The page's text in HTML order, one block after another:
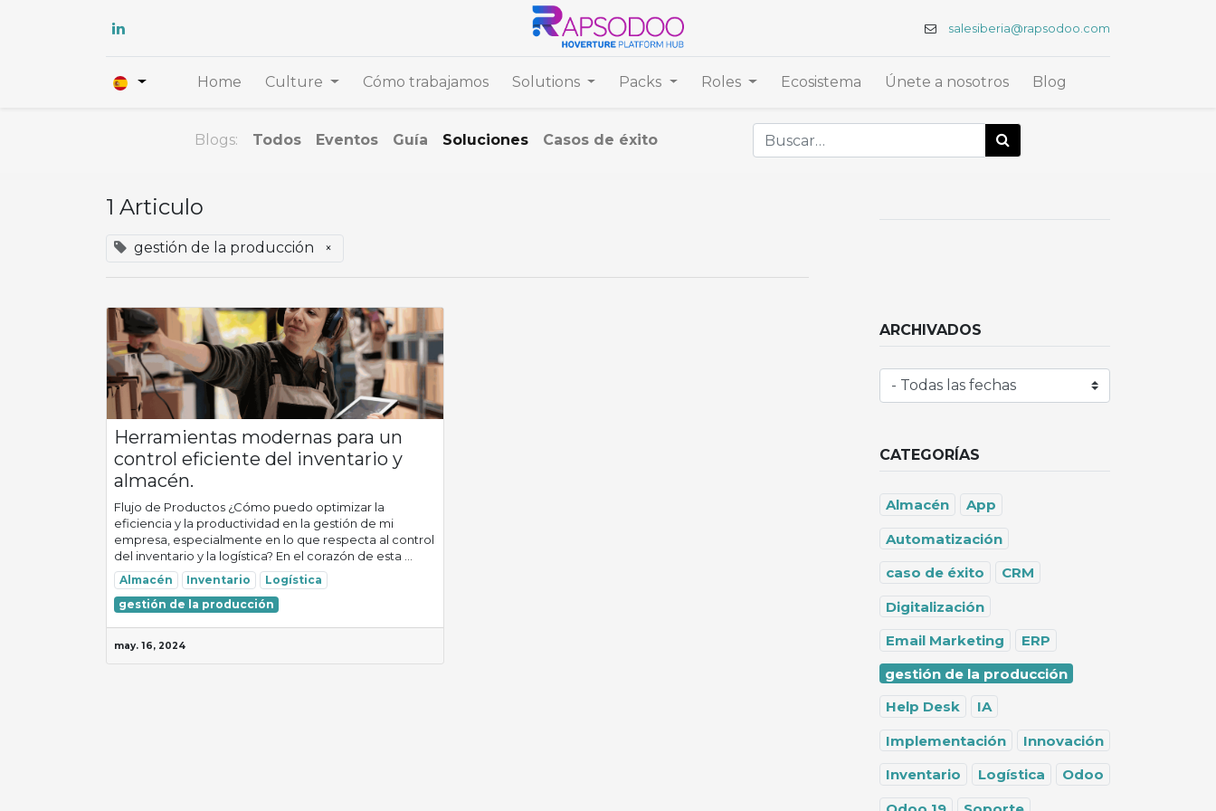
salesiberia@rapsodoo.com
Home Culture Cómo trabajamos Solutions Packs Roles Ecosistema Únete a nosotros Blog
Blogs: Todos Eventos Guía Soluciones Casos de éxito
1 Articulo
gestión de la producción ×
Herramientas modernas para un
control eficiente del inventario y
almacén.
Flujo de Productos ¿Cómo puedo optimizar la
eficiencia y la productividad en la gestión de mi
empresa, especialmente en lo que respecta al control
del inventario y la logística? En el corazón de esta ...
Almacén Inventario
Logística
gestión de la producción
may. 16, 2024
ARCHIVADOS
CATEGORÍAS
Almacén
App
Automatización
caso de éxito
CRM
Digitalización
Email Marketing
ERP
gestión de la producción
Help Desk
IA
Implementación
Innovación
Inventario
Logística
Odoo